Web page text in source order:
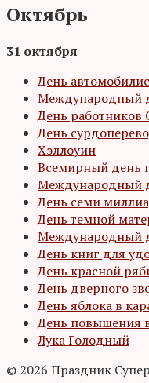
Октябрь
31 октября
День
Международный
День
День
Хэллоуин
Всемирный день
Международный
День семи
День темной
Международный
День книг для
День красной
День дверного
День яблока в
День повышения
Лука Голодный
© 2026 Праздник Супер